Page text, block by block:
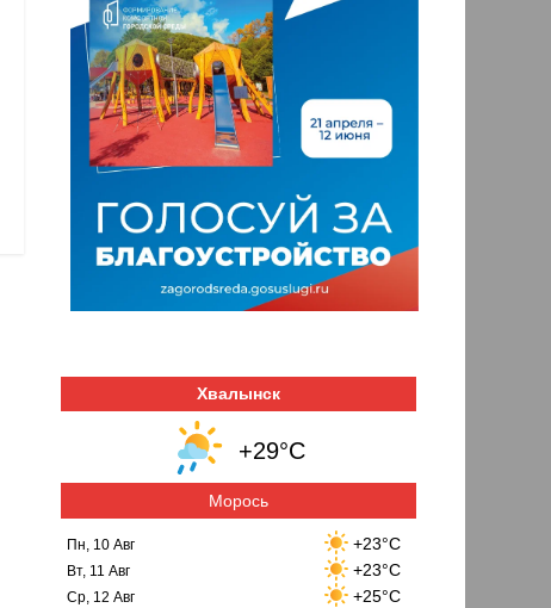
Хвалынск
+29°C
Морось
Пн, 10 Авг +23°C
Вт, 11 Авг +23°C
Ср, 12 Авг +25°C